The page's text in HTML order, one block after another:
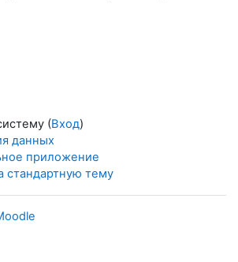
(Вход)
данных
приложение
стандартную тему